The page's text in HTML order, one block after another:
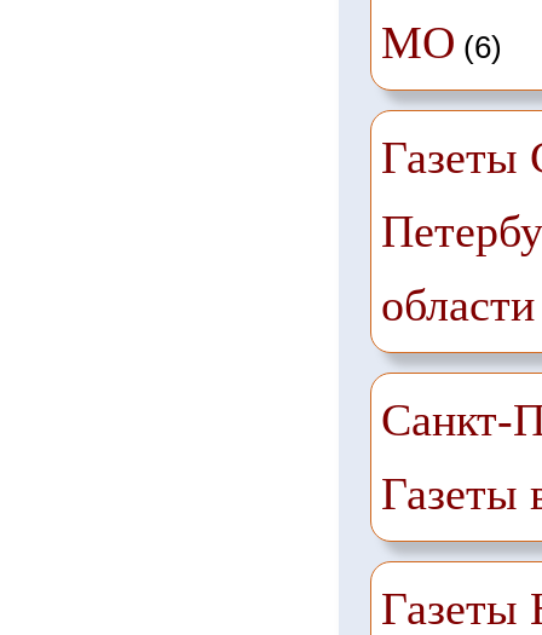
МО (6)
Газеты
области
Санкт-
Газеты
Газеты